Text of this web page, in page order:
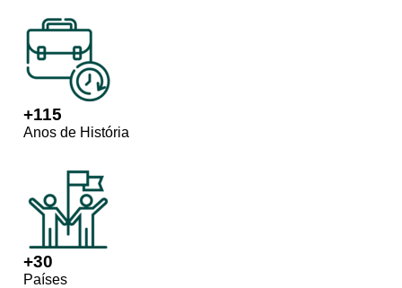
+115
Anos de História
+30
Países